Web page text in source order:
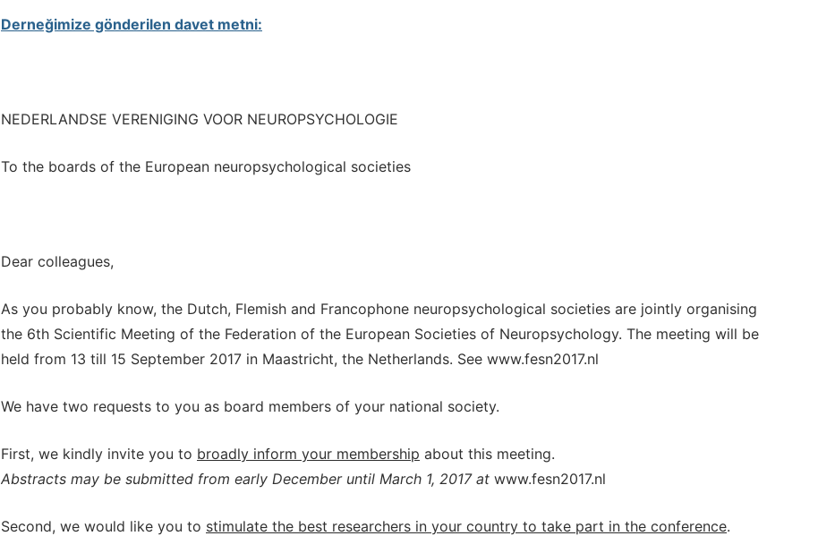
Derneğimize gönderilen davet metni:
NEDERLANDSE VERENIGING VOOR NEUROPSYCHOLOGIE
To the boards of the European neuropsychological societies
Dear colleagues,
As you probably know, the Dutch, Flemish and Francophone neuropsychological societies are jointly organising
the 6th Scientific Meeting of the Federation of the European Societies of Neuropsychology. The meeting will be
held from 13 till 15 September 2017 in Maastricht, the Netherlands. See www.fesn2017.nl
We have two requests to you as board members of your national society.
First, we kindly invite you to broadly inform your membership about this meeting.
Abstracts may be submitted from early December until March 1, 2017 at www.fesn2017.nl
Second, we would like you to stimulate the best researchers in your country to take part in the conference.